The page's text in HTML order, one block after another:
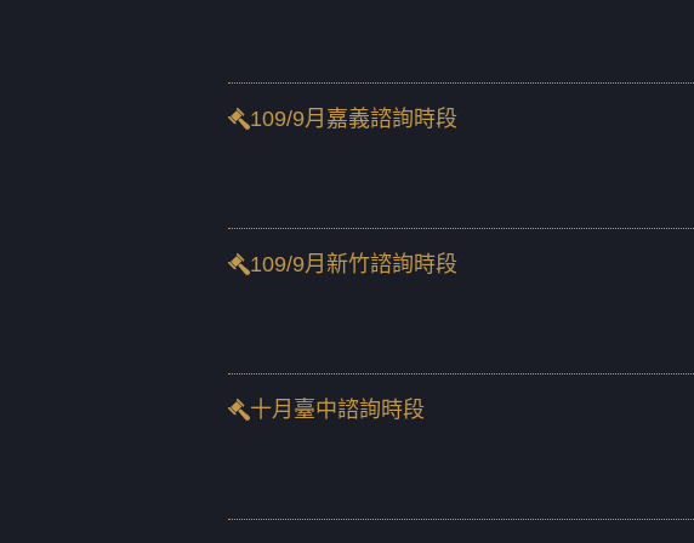
109/9月嘉義諮詢時段
109/9月新竹諮詢時段
十月臺中諮詢時段